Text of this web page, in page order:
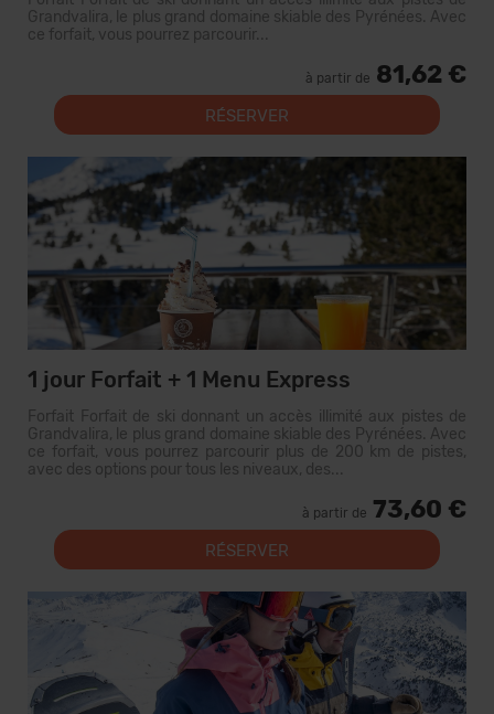
Grandvalira, le plus grand domaine skiable des Pyrénées. Avec
ce forfait, vous pourrez parcourir...
à partir de 81,62 €
RÉSERVER
1 jour Forfait + 1 Menu Express
Forfait Forfait de ski donnant un accès illimité aux pistes de
Grandvalira, le plus grand domaine skiable des Pyrénées. Avec
ce forfait, vous pourrez parcourir plus de 200 km de pistes,
avec des options pour tous les niveaux, des...
à partir de 73,60 €
RÉSERVER